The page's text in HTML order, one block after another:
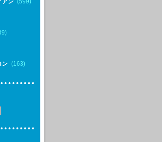
アン (599)
ン (163)